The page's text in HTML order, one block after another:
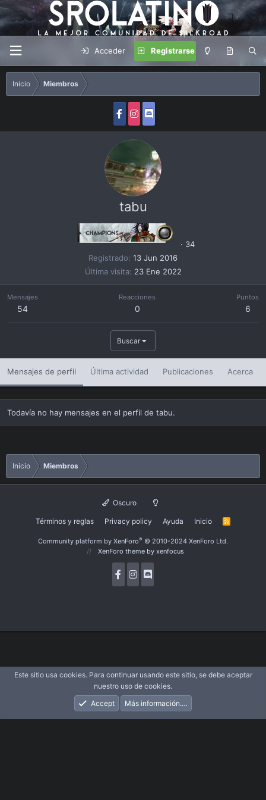
Acceder Registrarse
Inicio Miembros
tabu
· 34
Registrado 13 Jun 2016
Última visita 23 Ene 2022
Mensajes
54
Reacciones
0
Puntos
6
Buscar
Mensajes de perfil Última actividad Publicaciones Acerca
Todavía no hay mensajes en el perfil de tabu.
Inicio Miembros
Oscuro
Términos y reglas Privacy policy Ayuda Inicio
R
Community platform by XenForo® © 2010-2024 XenForo Ltd.
XenForo theme by xenfocus
Novedades Acceder Registrarse
Este sitio usa cookies. Para continuar usando este sitio, se debe aceptar
nuestro uso de cookies.
Accept
Más información.…